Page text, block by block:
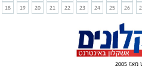
18
19 20 21 22 23 24 25 26
2005